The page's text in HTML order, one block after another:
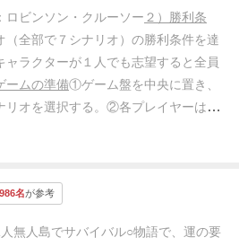
必要で、失敗の可能性がある上に負傷
るトラブルが発生したりと、悩ましい
っている。当然毎回2つ置いていては
いので、どうしても必要なとき以外は
要も出てくる。
少し面白いのは、前述
のシステム。ラウンドの開始時にカー
を適用するのだが、そのカードは2ス
ないと、スペースがあふれた際にもう
ば追い打ちとなり、少し先を見据えて
り異なるが、7つの難易度の異なるシ
ており、別に難易度の調整も可能とな
イしてまず感じたのは、ボードゲーム
うこと。コンシューマーゲーム（死
ムを落とし込んだような感覚を受け
せると、どうぶつの森のようだ、とい
ない。メカニクスとしてはワカプレ、
ソースマネージメントなどを組み合わ
ということになるのだが、プレイ感は
：ロビンソン・クルーソー ２）勝利条
（全部で７シナリオ）の勝利条件を達
ャラクターが１人でも志望すると全員
ームの準備①ゲーム盤を中央に置き、
オを選択する。 ②各プレイヤーはキ
トをランダムに受け取り、同色のアク
、負傷マーカー１個（赤いキュー
側にある発明カードを発明面を上にし
ンがあるカード）を発明面を表にし
986名が参考
無人島でサバイバル○物語で、運の要